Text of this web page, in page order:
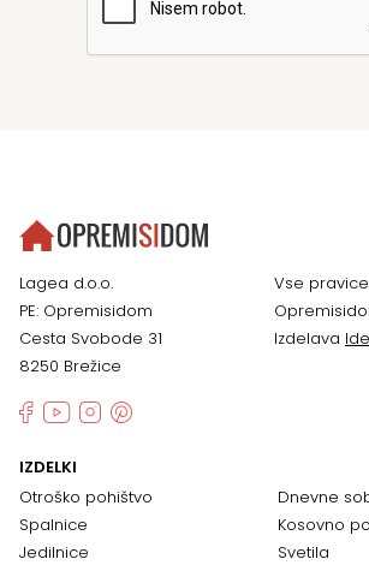
Lagea d.o.o.
PE: Opremisidom
Cesta Svobode 31
8250 Brežice
Vse
Izdelava
IZDELKI
Otroško pohištvo
Spalnice
Jedilnice
Dnevne
Kosovno
Svetila